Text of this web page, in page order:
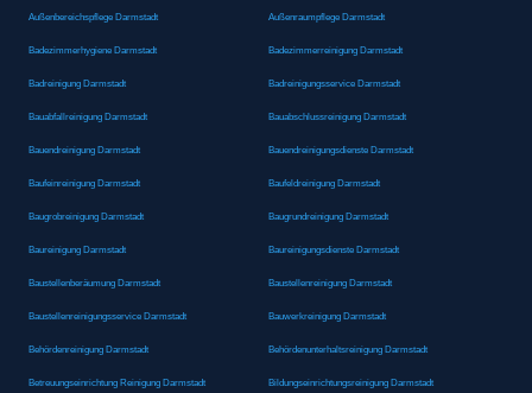
Außenbereichspflege Darmstadt Außenraumpflege Darmstadt
Badezimmerhygiene Darmstadt Badezimmerreinigung Darmstadt
Badreinigung Darmstadt Badreinigungsservice Darmstadt
Bauabfallreinigung Darmstadt Bauabschlussreinigung Darmstadt
Bauendreinigung Darmstadt Bauendreinigungsdienste Darmstadt
Baufeinreinigung Darmstadt Baufeldreinigung Darmstadt
Baugrobreinigung Darmstadt Baugrundreinigung Darmstadt
Baureinigung Darmstadt Baureinigungsdienste Darmstadt
Baustellenberäumung Darmstadt Baustellenreinigung Darmstadt
Baustellenreinigungsservice Darmstadt Bauwerkreinigung Darmstadt
Behördenreinigung Darmstadt Behördenunterhaltsreinigung Darmstadt
Betreuungseinrichtung Reinigung Darmstadt Bildungseinrichtungsreinigung Darmstadt